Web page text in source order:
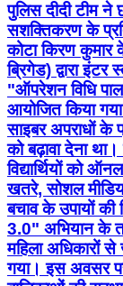
पुलिस दीदी टीम ने
सशक्तिकरण के
कोटा किरण कुमार
ब्रिगेड) द्वारा इंटर
"ऑपरेशन विधि
आयोजित किया
साइबर अपराधों के
को बढ़ावा देना
विद्यार्थियों को
खतरे, सोशल
बचाव के उपायों की
3.0" अभियान के
महिला अधिकारों
गया। इस अवसर पर